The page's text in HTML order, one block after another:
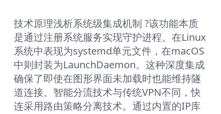
技术原理浅析系统级集成机制 ?该功能本质
是通过注册系统服务实现守护进程。在Linux
系统中表现为systemd单元文件，在macOS
中则封装为LaunchDaemon。这种深度集成
确保了即使在图形界面未加载时也能维持隧
道连接。智能分流技术与传统VPN不同，快
连采用路由策略分离技术。通过内置的IP库